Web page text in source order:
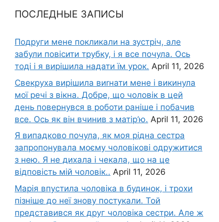
ПОСЛЕДНЫЕ ЗАПИСЫ
Подруги мене покликали на зустріч, але
забули повісити трубку, і я все почула. Ось
тоді і я вирішила надати їм урок. April 11, 2026
Свекруха вирішила виrнати мене і викинула
мої речі з вікна. Добре, що чоловік в цей
день повернувся в роботи раніше і побачив
все. Ось як він вчинив з матір’ю. April 11, 2026
Я випадково почула, як моя рідна сестра
запропонувала моєму чоловікові одружитися
з нею. Я не дихала і чекала, що на це
відповість мій чоловік.. April 11, 2026
Марія впустила чоловіка в будинок, і трохи
пізніше до неї знову постукали. Той
представився як друг чоловіка сестри. Але ж